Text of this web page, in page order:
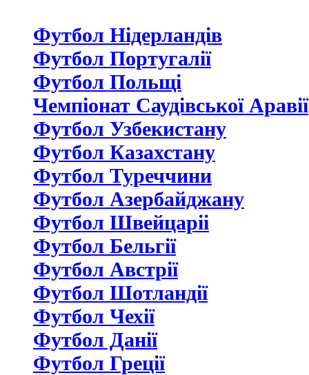
Футбол Нідерландiв
Футбол Португалії
Футбол Польщі
Чемпіонат Саудівської Аравії
Футбол Узбекистану
Футбол Казахстану
Футбол Туреччини
Футбол Азербайджану
Футбол Швейцаріі
Футбол Бельгії
Футбол Австрії
Футбол Шотландії
Футбол Чехії
Футбол Данії
Футбол Греції